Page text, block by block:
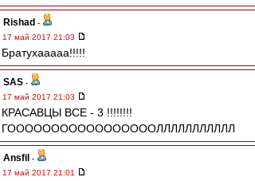
Rishad -
17 май 2017 21:03
Братухааааа!!!!!
SAS -
17 май 2017 21:03
КРАСАВЦЫ ВСЕ - 3 !!!!!!!!
ГОООООООООООООООООЛЛЛЛЛЛЛЛЛЛЛ
Ansfil -
17 май 2017 21:01